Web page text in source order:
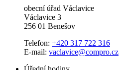
obecní úřad Václavice
Václavice 3
256 01 Benešov
Telefon: +420 317 722 316
E-mail: vaclavice@compro.cz